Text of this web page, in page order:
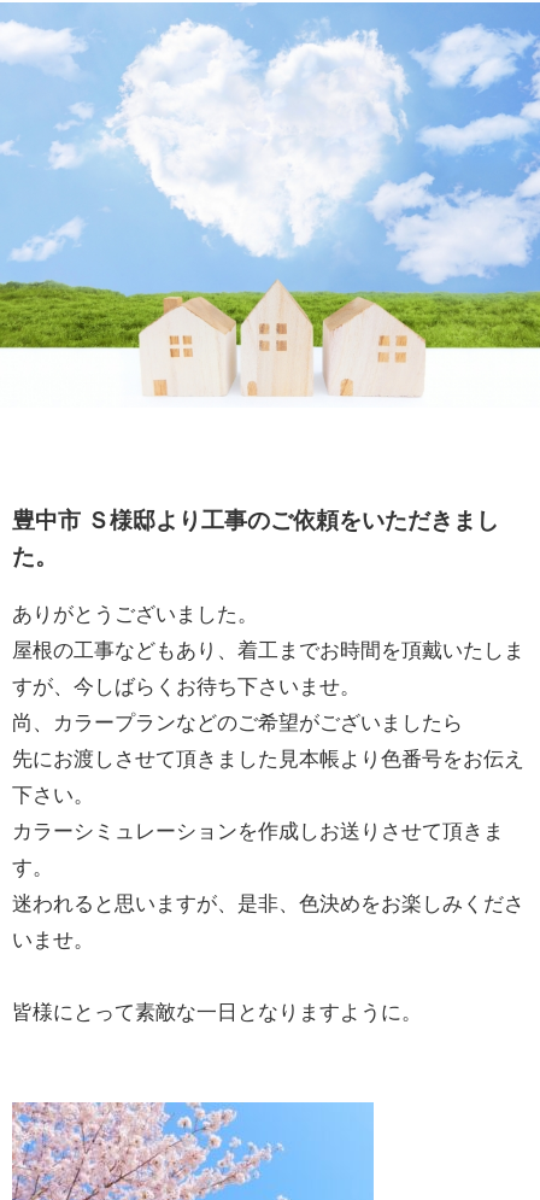
豊中市 Ｓ様邸より工事のご依頼をいただきまし
た。
ありがとうございました。
屋根の工事などもあり、着工までお時間を頂戴いたしま
すが、今しばらくお待ち下さいませ。
尚、カラープランなどのご希望がございましたら
先にお渡しさせて頂きました見本帳より色番号をお伝え
下さい。
カラーシミュレーションを作成しお送りさせて頂きま
す。
迷われると思いますが、是非、色決めをお楽しみくださ
いませ。
皆様にとって素敵な一日となりますように。